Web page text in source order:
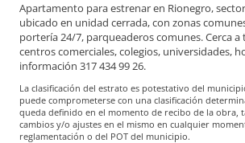
Apartamento para estrenar en Rionegro,
ubicado en unidad cerrada, con zonas
portería 24/7, parqueaderos comunes. Cerca
centros comerciales, colegios, universidades,
información 317 434 99 26.
La clasificación del estrato es potestativo del
puede comprometerse con una clasificación
queda definido en el momento de recibo de la obra,
cambios y/o ajustes en el mismo en cualquier
reglamentación o del POT del municipio.